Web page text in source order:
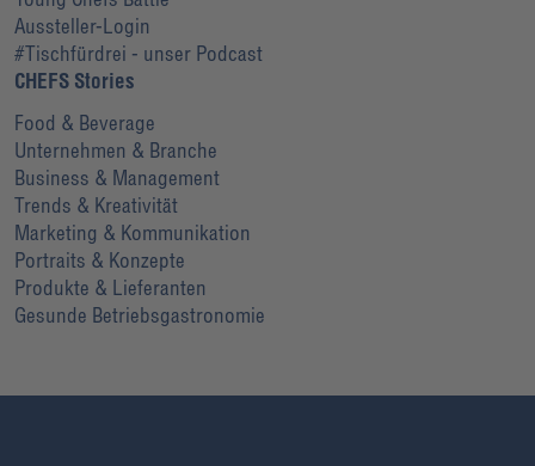
Aussteller-Login
#Tischfürdrei - unser Podcast
CHEFS Stories
Food & Beverage
Unternehmen & Branche
Business & Management
Trends & Kreativität
Marketing & Kommunikation
Portraits & Konzepte
Produkte & Lieferanten
Gesunde Betriebsgastronomie